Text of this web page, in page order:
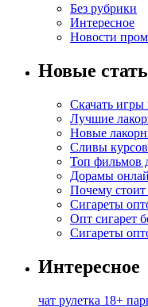
Без рубрики
Интересное
Новости
Новые
Скачать
Лучшие
Новые
Сливы
Топ фильмов
Дорамы
Почему
Сигареты
Опт сигарет
Сигареты
Интересное
чат рулетка 18+